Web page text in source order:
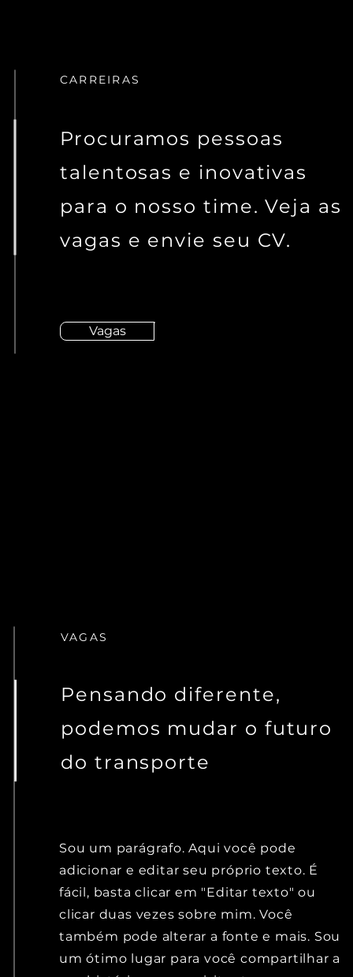
CARREIRAS
Procuramos pessoas
talentosas e inovativas
para o nosso time. Veja as
vagas e envie seu CV.
Vagas
VAGAS
Pensando diferente,
podemos mudar o futuro
do transporte
Sou um parágrafo. Aqui você pode
adicionar e editar seu próprio texto. É
fácil, basta clicar em "Editar texto" ou
clicar duas vezes sobre mim. Você
também pode alterar a fonte e mais. Sou
um ótimo lugar para você compartilhar a